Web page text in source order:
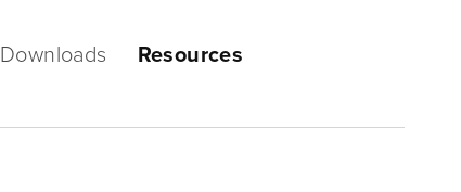
Downloads Resources